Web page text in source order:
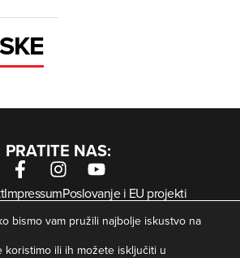
PRATITE NAS:
ImpressumPoslovanje i EU projekti
Uvjeti korištenjaZaštita privatnosti
Kolačići
bismo vam pružili najbolje iskustvo na
koristimo ili ih možete isključiti u